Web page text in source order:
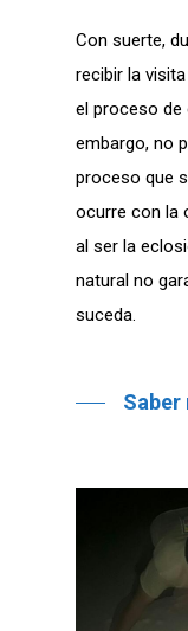
Con suerte,
recibir la
el proceso de
embargo, no
proceso que
ocurre con la
al ser la
natural no
suceda.
Saber